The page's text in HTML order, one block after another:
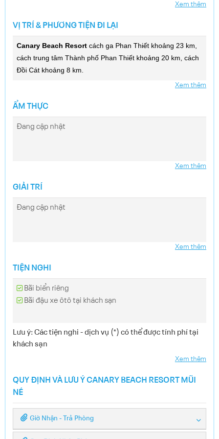
Xem thêm
VỊ TRÍ & PHƯƠNG TIỆN ĐI LẠI
Canary Beach Resort cách ga Phan Thiết khoảng 23 km,
cách trung tâm Thành phố Phan Thiết khoảng 20 km, cách
Đồi Cát khoảng 8 km.
Xem thêm
ẨM THỰC
Đang cập nhật
Xem thêm
GIẢI TRÍ
Đang cập nhật
Xem thêm
TIỆN NGHI
Bãi biển riêng
Bãi đậu xe ôtô tại khách sạn
Lưu ý: Các tiện nghi - dịch vụ (*) có thể được tính phí tại
khách sạn
Xem thêm
QUY ĐỊNH VÀ LƯU Ý CANARY BEACH RESORT MŨI
NÉ
Giờ Nhận - Trả Phòng